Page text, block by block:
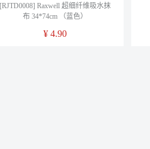
[RJTD0008] Raxwell 超细纤维吸水抹
布 34*74cm （蓝色）
¥ 4.90